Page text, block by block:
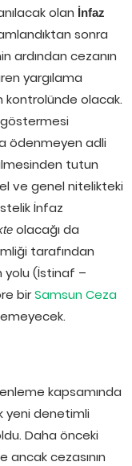
olan İnfaz
sonra
ardından cezanın
yargılama
kontrolünde olacak.
ödenmeyen adli
tutun
ve genel nitelikteki
İnfaz
olacağı da
tarafından
yolu (İstinaf –
birSamsun Ceza
kapsamında
yeni denetimli
Daha önceki
ancak cezasının